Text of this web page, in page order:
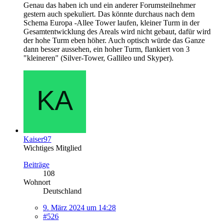
Genau das haben ich und ein anderer Forumsteilnehmer
gestern auch spekuliert. Das könnte durchaus nach dem
Schema Europa -Allee Tower laufen, kleiner Turm in der
Gesamtentwicklung des Areals wird nicht gebaut, dafür wird
der hohe Turm eben höher. Auch optisch würde das Ganze
dann besser aussehen, ein hoher Turm, flankiert von 3
"kleineren" (Silver-Tower, Gallileo und Skyper).
Kaiser97
Wichtiges Mitglied
Beiträge
108
Wohnort
Deutschland
9. März 2024 um 14:28
#526